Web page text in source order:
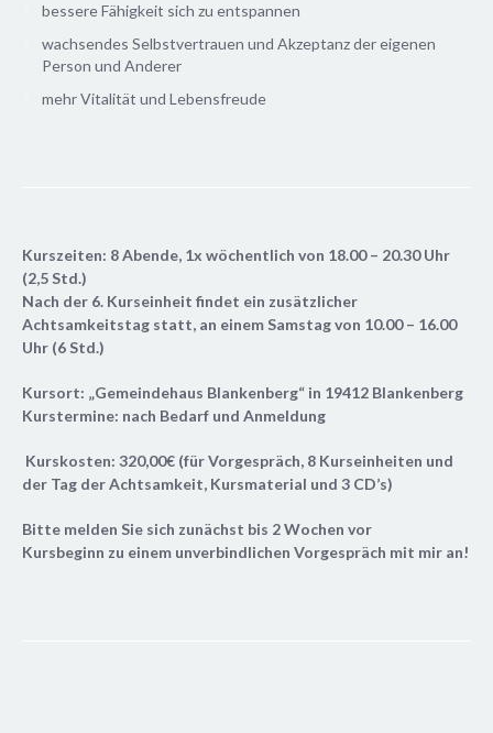
bessere Fähigkeit sich zu entspannen
wachsendes Selbstvertrauen und Akzeptanz der eigenen
Person und Anderer
mehr Vitalität und Lebensfreude
Kurszeiten: 8 Abende, 1x wöchentlich von 18.00 – 20.30 Uhr
(2,5 Std.)
Nach der 6. Kurseinheit findet ein zusätzlicher
Achtsamkeitstag statt, an einem Samstag von 10.00 – 16.00
Uhr (6 Std.)
Kursort: „Gemeindehaus Blankenberg“ in 19412 Blankenberg
Kurstermine: nach Bedarf und Anmeldung
Kurskosten: 320,00€ (für Vorgespräch, 8 Kurseinheiten und
der Tag der Achtsamkeit, Kursmaterial und 3 CD’s)
Bitte melden Sie sich zunächst bis 2 Wochen vor
Kursbeginnzu einem unverbindlichen Vorgespräch mit mir an!